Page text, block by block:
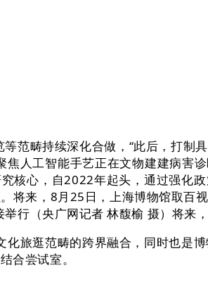
畴持续深化合做，“此后，打制
人工智能手艺正在文物建建病害
核心，自2022年起头，通过强化
将来，8月25日，上海博物馆取百
行（央广网记者 林馥榆 摄）将来
逛范畴的跨界融合，同时也是博
合尝试室。